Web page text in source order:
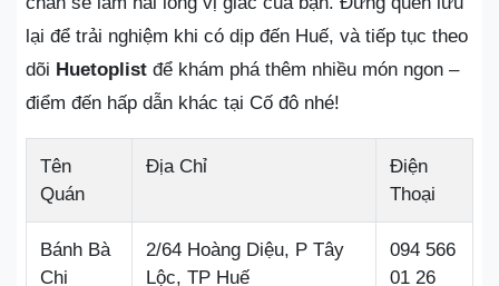
lại để trải nghiệm khi có dịp đến Huế, và tiếp tục theo
dõi Huetoplist để khám phá thêm nhiều món ngon –
điểm đến hấp dẫn khác tại Cố đô nhé!
Tên
Quán
Địa Chỉ
Điện
Thoại
Bánh Bà
Chi
2/64 Hoàng Diệu, P Tây
Lộc, TP Huế
094 566
01 26